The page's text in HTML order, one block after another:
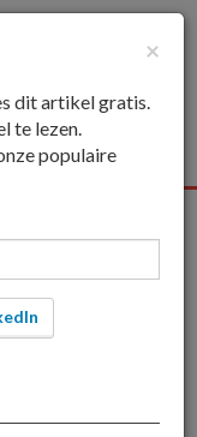
×
dit artikel gratis.
te lezen.
populaire